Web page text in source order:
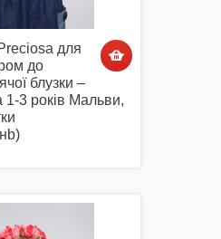
для
до
блузки –
3 років Мальви,